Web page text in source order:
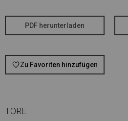
PDF herunterladen
Zu Favoriten hinzufügen
TORE